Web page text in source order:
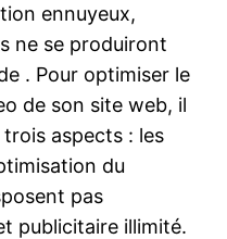
ennuyeux,
ne se produiront
. Pour optimiser le
de son site web, il
aspects : les
du
pas
publicitaire illimité.